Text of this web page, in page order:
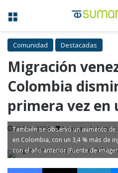
Menú
Comunidad Destacadas
Migración
Colombia
primera vez en
22 Feb, 2024 1 minuto de lectura
También se observó un aumento
en Colombia, con un 3,4 % más de
con el año anterior (Fuente de
Facebook X